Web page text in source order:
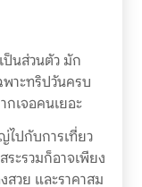
ป็นส่วนตัว มัก
พาะทริปวันครบ
เจอคนเยอะ
ไปกับการเที่ยว
ะรวมก็อาจเพียง
วย และราคาสม